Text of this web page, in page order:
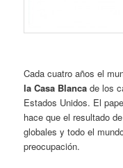
Cada cuatro años el
la Casa Blanca de los
Estados Unidos. El
hace que el resultado
globales y todo el
preocupación.